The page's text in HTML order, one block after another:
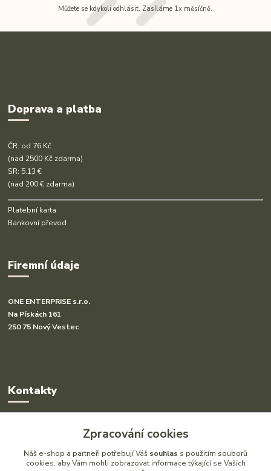
Můžete se kdykoli odhlásit. Zasíláme 1x měsíčně.
Doprava a platba
ČR: od 76 Kč
(nad 2500 Kč zdarma)
SR: 5.13 €
(nad 200 € zdarma)
Platební karta
Bankovní převod
Firemní údaje
ONE ENTERPRISE s.r.o.
Na Pískách 161
250 75 Nový Vestec
Kontakty
Radka Hakl
+420 777 613 020
(Po-Pá, 9-16 hod.)
Zpracování cookies
Náš e-shop a partneři potřebují Váš souhlas s použitím souborů
cookies, aby Vám mohli zobrazovat informace týkající se Vašich